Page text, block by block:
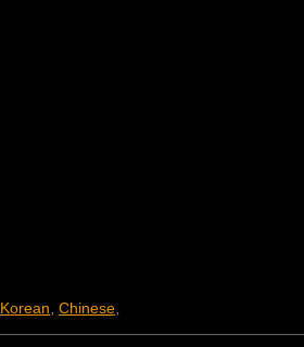
Korean, Chinese,